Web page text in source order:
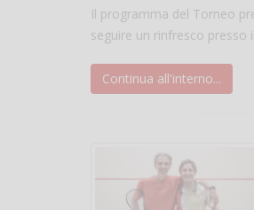
Il programma del Torneo
seguire un rinfresco presso
Continua all'interno...